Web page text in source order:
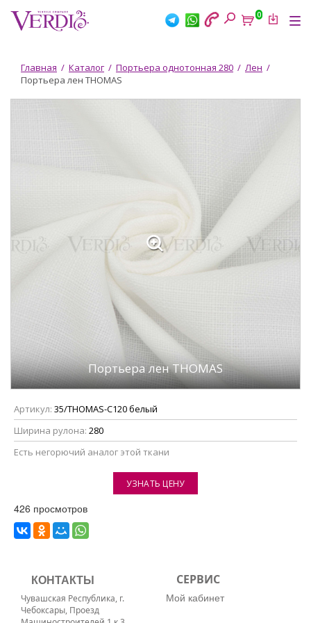
основному
0
Вы
здесь
Главная / Каталог / Портьера однотонная 280 / Лен /
Портьера лен THOMAS
Портьера лен THOMAS
Артикул: 35/THOMAS-C120 белый
Ширина рулона: 280
Eсть негорючий аналог этой ткани
УЗНАТЬ ЦЕНУ
426 просмотров
КОНТАКТЫ
Чувашская Республика, г.
Чебоксары, Проезд
СЕРВИС
Мой кабинет